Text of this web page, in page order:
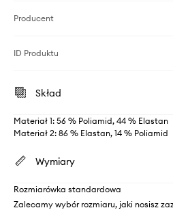
Producent
ID Produktu
Skład
Materiał 1: 56 % Poliamid, 44 % Elastan
Materiał 2: 86 % Elastan, 14 % Poliamid
Wymiary
Rozmiarówka standardowa
Zalecamy wybór rozmiaru, jaki nosisz